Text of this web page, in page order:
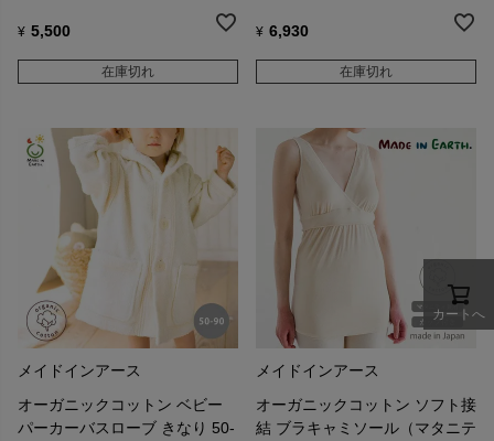
¥ 5,500
在庫切れ
¥ 6,930
在庫切れ
メイドインアース
オーガニックコットン ベビー
パーカーバスローブ きなり 50-
メイドインアース
オーガニックコットン ソフト接
結 ブラキャミソール（マタニテ
カートへ